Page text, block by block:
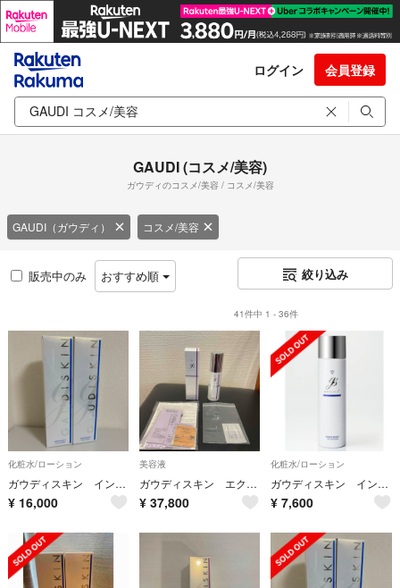
ログイン 会員登録
GAUDI (コスメ/美容)
ガウディのコスメ/美容 / コスメ/美容
GAUDI（ガウディ） コスメ/美容
販売中のみ おすすめ順 絞り込み
41件中 1 - 36件
化粧水/ローション
ガウディスキン インナーモイストTAローション ２本セット
¥ 16,000
美容液
ガウディスキン エクラリバイブ 新品未開封&中古品&サンプル色々
¥ 37,800
化粧水/ローション
ガウディスキン インナーモイストTAローション 180ml
¥ 7,600